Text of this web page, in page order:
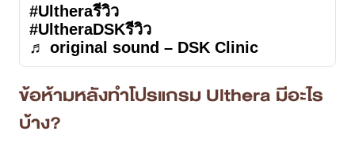
#Ultheraรีวิว
#UltheraDSKรีวิว
♬ original sound – DSK Clinic
ข้อห้ามหลังทำโปรแกรม Ulthera มีอะไร
บ้าง?